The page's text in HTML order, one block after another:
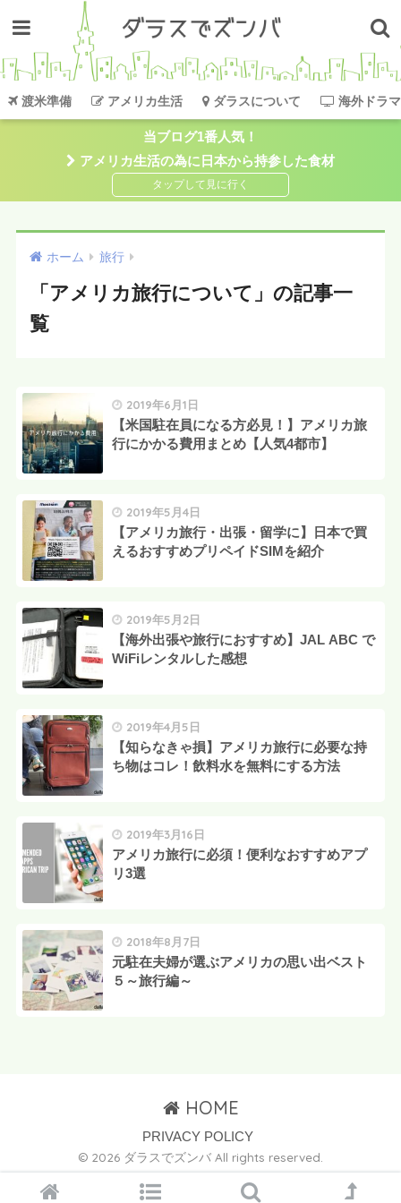
渡米準備 アメリカ生活 ダラスについて 海外ドラ
当ブログ1番人気！
アメリカ生活の為に日本から持参した食材
ホーム 旅行
「アメリカ旅行について」の記事一
覧
2019年6月1日
【米国駐在員になる方必見！】アメリカ旅
行にかかる費用まとめ【人気4都市】
2019年5月4日
【アメリカ旅行・出張・留学に】日本で買
えるおすすめプリペイドSIMを紹介
2019年5月2日
【海外出張や旅行におすすめ】JAL ABC で
WiFiレンタルした感想
2019年4月5日
【知らなきゃ損】アメリカ旅行に必要な持
ち物はコレ！飲料水を無料にする方法
2019年3月16日
アメリカ旅行に必須！便利なおすすめアプ
リ3選
2018年8月7日
元駐在夫婦が選ぶアメリカの思い出ベスト
５～旅行編～
HOME
PRIVACY POLICY
© 2026 ダラスでズンバ All rights reserved.